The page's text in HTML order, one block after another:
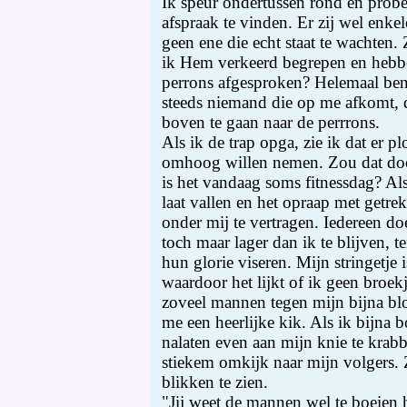
afspraak te vinden. Er zij wel
geen ene die echt staat te
ik Hem verkeerd begrepen en
perrons afgesproken? Helemaal
steeds niemand die op me
boven te gaan naar de perrrons.
Als ik de trap opga, zie ik dat er
omhoog willen nemen. Zou dat
is het vandaag soms fitnessdag?
laat vallen en het opraap met
onder mij te vertragen. Iedereen
toch maar lager dan ik te blijven,
hun glorie viseren. Mijn stringetje
waardoor het lijkt of ik geen
zoveel mannen tegen mijn bijna
me een heerlijke kik. Als ik bijna
nalaten even aan mijn knie te
stiekem omkijk naar mijn volgers.
blikken te zien.
"Jij weet de mannen wel te